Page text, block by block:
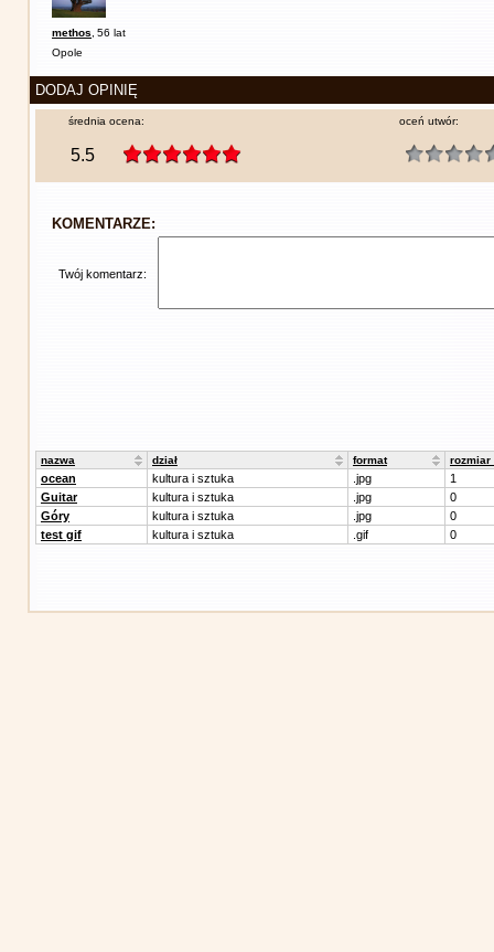
methos 56 lat
Opole
DODAJ OPINIĘ
średnia ocena:
5.5
oceń utwór:
KOMENTARZE:
Twój komentarz:
nazwa dział format rozmiar
ocean kultura i sztuka .jpg
1
Guitar
kultura i sztuka .jpg
0
Góry
kultura i sztuka .jpg
0
test gif
kultura i sztuka .gif 0